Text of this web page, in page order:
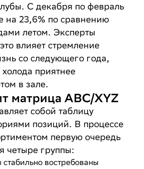
С декабря по февраль
на 23,6% по сравнению
летом. Эксперты
влияет стремление
со следующего года,
приятнее
в зале.
матрица ABC/XYZ
собой таблицу
позиций. В процессе
первую очередь
четыре группы:
востребованы